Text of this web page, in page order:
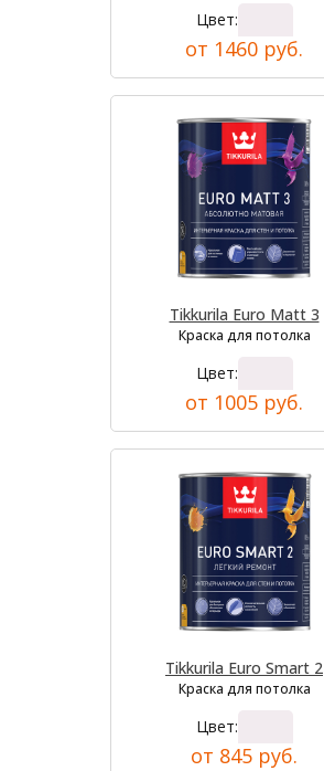
Цвет:
от 1460 руб.
Tikkurila Euro Matt 3
Краска для потолка
Цвет:
от 1005 руб.
Tikkurila Euro Smart 2
Краска для потолка
Цвет:
от 845 руб.